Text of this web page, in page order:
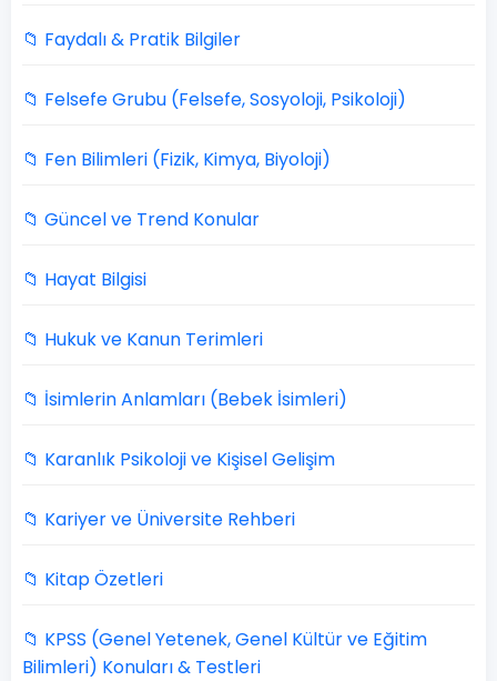
📁 Faydalı & Pratik Bilgiler
📁 Felsefe Grubu (Felsefe, Sosyoloji, Psikoloji)
📁 Fen Bilimleri (Fizik, Kimya, Biyoloji)
📁 Güncel ve Trend Konular
📁 Hayat Bilgisi
📁 Hukuk ve Kanun Terimleri
📁 İsimlerin Anlamları (Bebek İsimleri)
📁 Karanlık Psikoloji ve Kişisel Gelişim
📁 Kariyer ve Üniversite Rehberi
📁 Kitap Özetleri
📁 KPSS (Genel Yetenek, Genel Kültür ve Eğitim
Bilimleri) Konuları & Testleri